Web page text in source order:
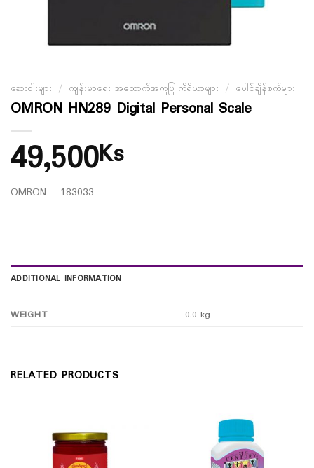
ဆေးဝါးများ / ကျန်းမာရေး အထောက်အကူပြု ကိရိယာများ / ပေါင်ချိန်စက်များ
OMRON HN289 Digital Personal Scale
49,500Ks
OMRON – 183033
ADDITIONAL INFORMATION
WEIGHT 0.0 kg
RELATED PRODUCTS